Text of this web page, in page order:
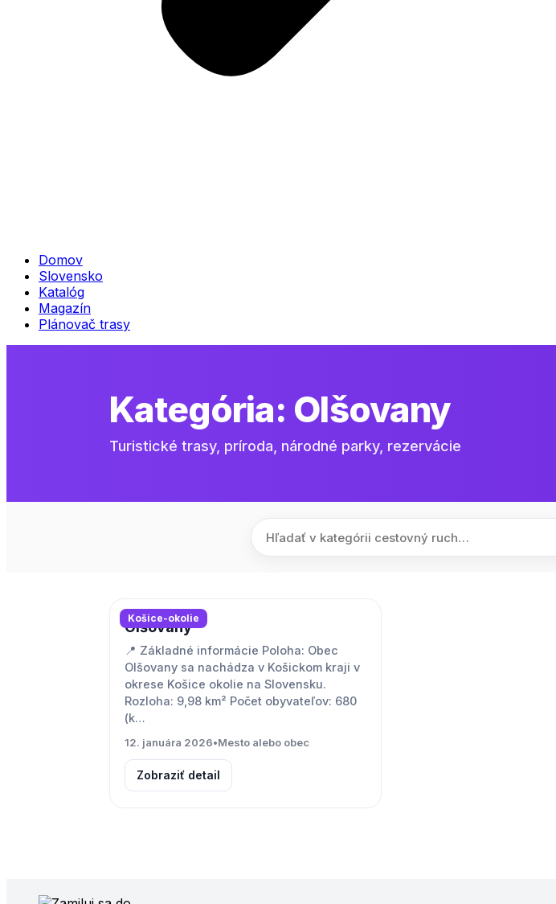
Domov
Slovensko
Katalóg
Magazín
Plánovač trasy
Kategória: Olšovany
Turistické trasy, príroda, národné parky, rezervácie
Košice-okolie
Olšovany
📍 Základné informácie Poloha: Obec
Olšovany sa nachádza v Košickom kraji v
okrese Košice okolie na Slovensku.
Rozloha: 9,98 km² Počet obyvateľov: 680
(k…
12. januára 2026•Mesto alebo obec
Zobraziť detail